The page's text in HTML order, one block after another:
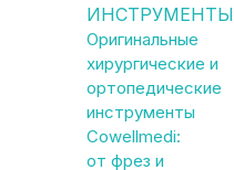
ИНСТРУМЕНТЫ
Оригинальные
хирургические и
ортопедические
инструменты
Cowellmedi:
от фрез и